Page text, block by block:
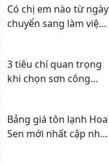
Có chị em nào từ ngày
chuyển sang làm việc
dội hơn hẳn không?
3 tiêu chí quan trọng
khi chọn sơn công
Bảng giá tôn lạnh Hoa
Sen mới nhất cập nhật